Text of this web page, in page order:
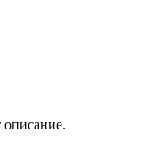
описание.